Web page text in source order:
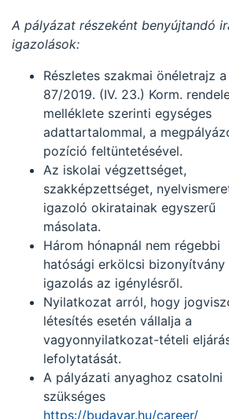
A pályázat részeként benyújtandó
igazolások:
Részletes szakmai önéletrajz a
87/2019. (IV. 23.) Korm.
melléklete szerinti egységes
adattartalommal, a
pozíció feltüntetésével.
Az iskolai végzettséget,
szakképzettséget,
igazoló okiratainak egyszerű
másolata.
Három hónapnál nem régebbi
hatósági erkölcsi bizonyítvány
igazolás az igénylésről.
Nyilatkozat arról, hogy
létesítés esetén vállalja a
vagyonnyilatkozat-tételi
lefolytatását.
A pályázati anyaghoz csatolni
szükséges
https://budavar.hu/career/